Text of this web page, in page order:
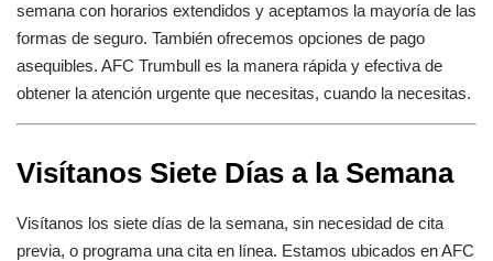
semana con horarios extendidos y aceptamos la mayoría de las
formas de seguro. También ofrecemos opciones de pago
asequibles. AFC Trumbull es la manera rápida y efectiva de
obtener la atención urgente que necesitas, cuando la necesitas.
Visítanos Siete Días a la Semana
Visítanos los siete días de la semana, sin necesidad de cita
previa, o programa una cita en línea. Estamos ubicados en AFC